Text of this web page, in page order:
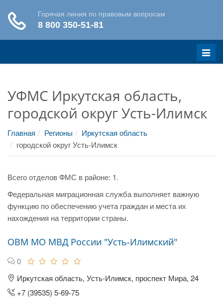
Меню
УФМС Иркутская область,
городской округ Усть-Илимск
Главная Регионы
Иркутская область
городской округ Усть-Илимск
Всего отделов ФМС в районе: 1.
Федеральная миграционная служба выполняет важную
функцию по обеспечению учета граждан и места их
нахождения на территории страны.
ОВМ МО МВД России "Усть-Илимский"
0
Иркутская область, Усть-Илимск, проспект Мира, 24
+7 (39535) 5-69-75